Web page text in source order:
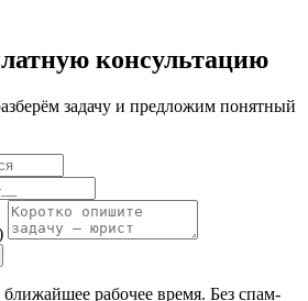
консультацию
задачу и предложим понятный
рабочее время. Без спам-